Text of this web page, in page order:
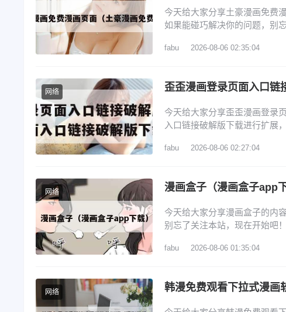
今天给大家分享土豪漫画免费
如果能碰巧解决你的问题，别
4、还有空房吗漫画画免费读
fabu 2026-08-06 02:35:04
网络
今天给大家分享歪歪漫画登录
入口链接破解版下载进行扩展
歪歪漫画在线登录页面界面在
fabu 2026-08-06 02:27:04
网络 漫画盒子（漫画盒子app下
今天给大家分享漫画盒子的内
别忘了关注本站，现在开始吧
先打开蓝狐盒子，进入其主页
fabu 2026-08-06 01:35:04
网络 韩漫免费观看下拉式漫画